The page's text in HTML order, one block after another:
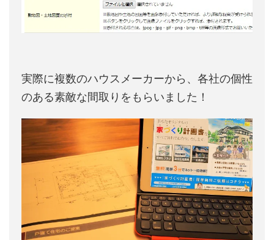
実際に複数のハウスメーカーから、各社の個性
のある素敵な間取りをもらいました！